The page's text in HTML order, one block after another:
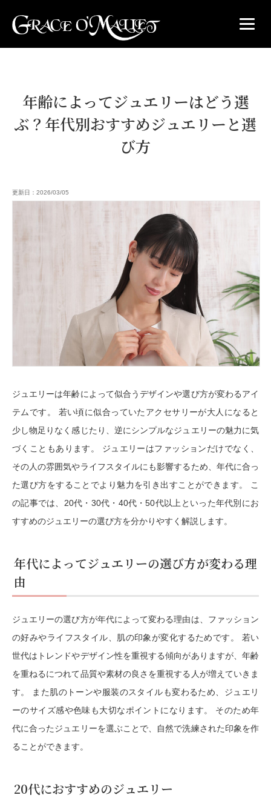
年齢によってジュエリーはどう選
ぶ？年代別おすすめジュエリーと選
び方
更新日：2026/03/05
ジュエリーは年齢によって似合うデザインや選び方が変わるアイ
テムです。 若い頃に似合っていたアクセサリーが大人になると
少し物足りなく感じたり、逆にシンプルなジュエリーの魅力に気
づくこともあります。 ジュエリーはファッションだけでなく、
その人の雰囲気やライフスタイルにも影響するため、年代に合っ
た選び方をすることでより魅力を引き出すことができます。 こ
の記事では、20代・30代・40代・50代以上といった年代別にお
すすめのジュエリーの選び方を分かりやすく解説します。
年代によってジュエリーの選び方が変わる理
由
ジュエリーの選び方が年代によって変わる理由は、ファッション
の好みやライフスタイル、肌の印象が変化するためです。 若い
世代はトレンドやデザイン性を重視する傾向がありますが、年齢
を重ねるにつれて品質や素材の良さを重視する人が増えていきま
す。 また肌のトーンや服装のスタイルも変わるため、ジュエリ
ーのサイズ感や色味も大切なポイントになります。 そのため年
代に合ったジュエリーを選ぶことで、自然で洗練された印象を作
ることができます。
20代におすすめのジュエリー